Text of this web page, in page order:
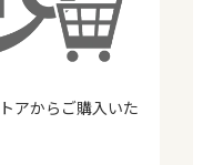
アからご購入いた